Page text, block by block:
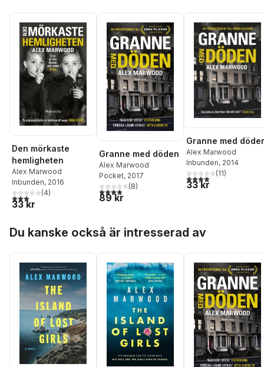
Den mörkaste
hemligheten
Alex Marwood
Inbunden, 2016
3,0utav 5 stjärnor. Totalt antal röster:
(4)
33 kr
Granne med döden
Alex Marwood
Pocket, 2017
3,9utav 5 stjärnor. Totalt antal röster:
(8)
89 kr
Granne med
Alex Marwood
Inbunden, 2014
3,9utav 5 stjärnor.
(11)
33 kr
Du kanske också är intresserad av